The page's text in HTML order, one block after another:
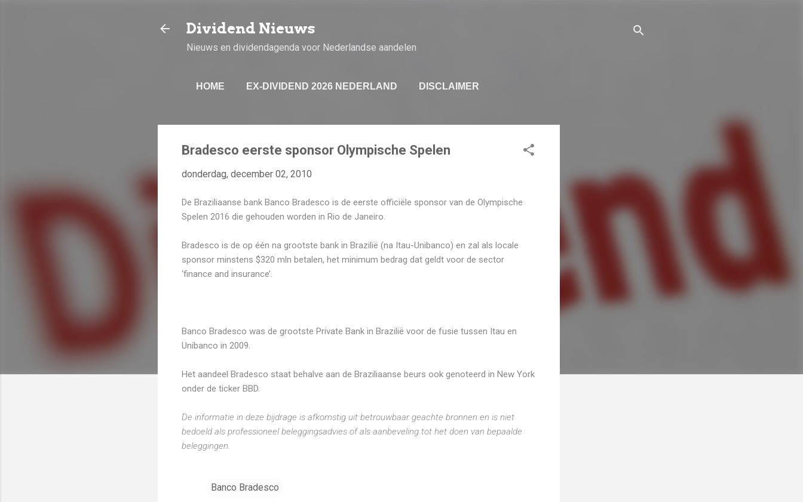
Dividend Nieuws
Nieuws en dividendagenda voor Nederlandse aandelen
HOME EX-DIVIDEND 2026 NEDERLAND DISCLAIMER
Bradesco eerste sponsor Olympische Spelen
donderdag, december 02, 2010
De Braziliaanse bank Banco Bradesco is de eerste officiële sponsor van de Olympische
Spelen 2016 die gehouden worden in Rio de Janeiro.
Bradesco is de op één na grootste bank in Brazilië (na Itau-Unibanco) en zal als locale
sponsor minstens $320 mln betalen, het minimum bedrag dat geldt voor de sector
‘finance and insurance’.
Banco Bradesco was de grootste Private Bank in Brazilië voor de fusie tussen Itau en
Unibanco in 2009.
Het aandeel Bradesco staat behalve aan de Braziliaanse beurs ook genoteerd in New York
onder de ticker BBD.
De informatie in deze bijdrage is afkomstig uit betrouwbaar geachte bronnen en is niet
bedoeld als professioneel beleggingsadvies of als aanbeveling tot het doen van bepaalde
beleggingen.
Banco Bradesco